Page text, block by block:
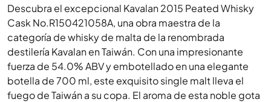
Descubra el excepcional Kavalan 2015 Peated Whisky
Cask No.R150421058A, una obra maestra de la
categoría de whisky de malta de la renombrada
destilería Kavalan en Taiwán. Con una impresionante
fuerza de 54.0% ABV y embotellado en una elegante
botella de 700 ml, este exquisito single malt lleva el
fuego de Taiwán a su copa. El aroma de esta noble gota